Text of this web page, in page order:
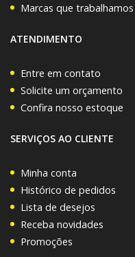
Marcas que trabalhamos
ATENDIMENTO
Entre em contato
Solicite um orçamento
Confira nosso estoque
SERVIÇOS AO CLIENTE
Minha conta
Histórico de pedidos
Lista de desejos
Receba novidades
Promoções